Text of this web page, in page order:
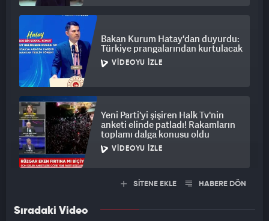
Bakan Kurum Hatay'dan duyurdu:
Türkiye prangalarından kurtulacak
VIDEOYU İZLE
Yeni Parti'yi şişiren Halk Tv'nin
anketi elinde patladı! Rakamların
toplamı dalga konusu oldu
VIDEOYU İZLE
SİTENE EKLE HABERE DÖN
Sıradaki Video